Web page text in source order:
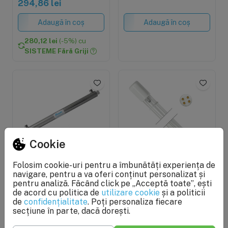
294,86 lei
Adaugă în coș
280,12 lei (-5%) cu
SISTEME Fără Griji
Adaugă în coș
În stoc
Sterilizator UV 40W,
Ecosoft E720, pachet
complet cu sursa, lampa
si carcasa
1.524,19 lei
Ultima bucată
Lampa UV de schimb,
putere 30W, conectare
cu 4 pini, lungime 89 cm
PRP: 254,20 lei
Cookie
Folosim cookie-uri pentru a îmbunătăți experiența de
navigare, pentru a va oferi conținut personalizat și
pentru analiză. Făcând click pe „Acceptă toate”, ești
de acord cu politica de utilizare cookie și a politicii
de confidențialitate. Poți personaliza fiecare
secțiune în parte, dacă dorești.